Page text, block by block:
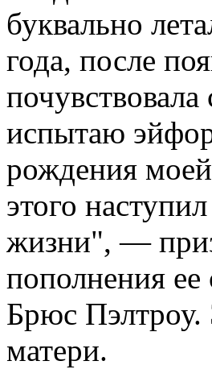
буквально
года, после
испытаю
рождения моей
этого
жизни", —
пополнения ее
Брюс Пэлтроу.
матери.